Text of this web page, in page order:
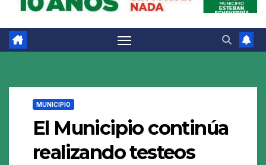
MUNICIPIO
El Municipio continúa
realizando testeos